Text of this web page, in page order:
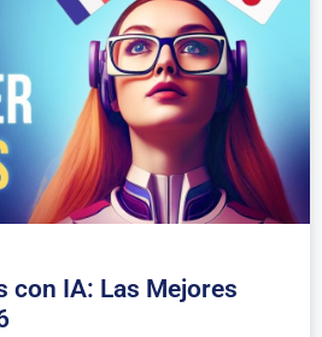
con IA: Las Mejores